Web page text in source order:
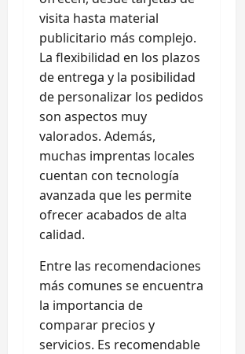
visita hasta material
publicitario más complejo.
La flexibilidad en los plazos
de entrega y la posibilidad
de personalizar los pedidos
son aspectos muy
valorados. Además,
muchas imprentas locales
cuentan con tecnología
avanzada que les permite
ofrecer acabados de alta
calidad.
Entre las recomendaciones
más comunes se encuentra
la importancia de
comparar precios y
servicios. Es recomendable